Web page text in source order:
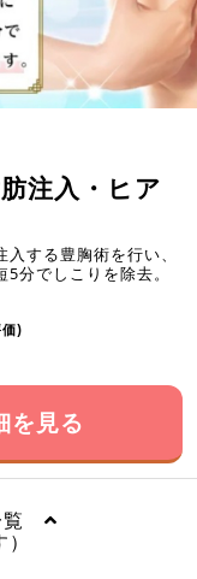
注入・ヒア
する豊胸術を行い、
分でしこりを除去。
)
を見る
覧